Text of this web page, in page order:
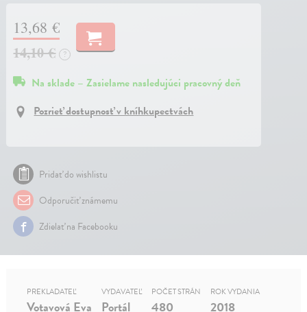
13,68 €
14,10 €
?
Na sklade – Zasielame nasledujúci pracovný deň
Pozrieť dostupnosť v kníhkupectvách
Pridať do wishlistu
Odporučiť známemu
Zdielať na Facebooku
PREKLADATEĽ
Votavová Eva
VYDAVATEĽ
Portál
POČET STRÁN
480
ROK VYDANIA
2018